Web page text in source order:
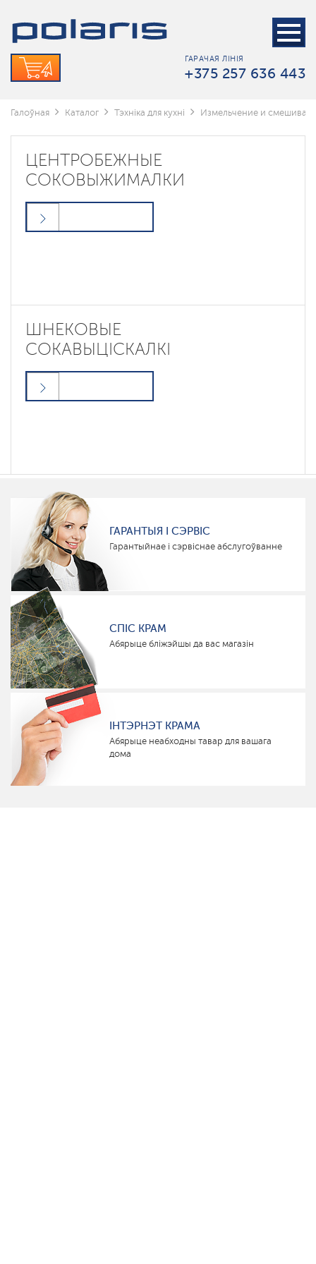
ГАРАЧАЯ ЛІНІЯ
+375 257 636 443
Галоўная Каталог Тэхніка для кухні Измельчение и
ЦЕНТРОБЕЖНЫЕ
СОКОВЫЖИМАЛКИ
ШНЕКОВЫЕ
СОКАВЫЦІСКАЛКІ
ГАРАНТЫЯ І СЭРВІС
Гарантыйнае і сэрвіснае абслугоўванне
СПІС КРАМ
Абярыце бліжэйшы да вас магазін
ІНТЭРНЭТ КРАМА
Абярыце неабходны тавар для вашага
дома